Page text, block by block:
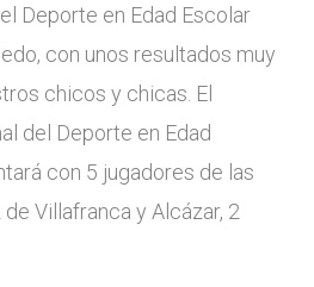
Deporte en Edad Escolar
con unos resultados muy
chicos y chicas. El
del Deporte en Edad
con 5 jugadores de las
Villafranca y Alcázar, 2